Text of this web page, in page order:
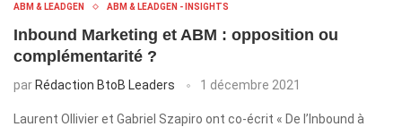
ABM & LEADGEN ABM & LEADGEN - INSIGHTS
Inbound Marketing et ABM : opposition ou
complémentarité ?
par Rédaction BtoB Leaders 1 décembre 2021
Laurent Ollivier et Gabriel Szapiro ont co-écrit « De l’Inbound à